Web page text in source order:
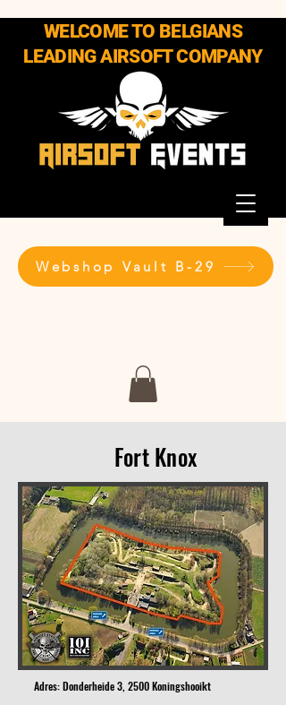
WELCOME TO BELGIANS
LEADING AIRSOFT COMPANY
Webshop Vault B-29
Fort Knox
​Adres: Donderheide 3, 2500 Koningshooikt